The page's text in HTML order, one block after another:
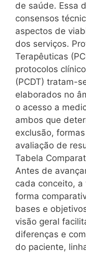
de saúde. Essa
consensos
aspectos de
dos serviços.
Terapêuticas
protocolos
(PCDT) tratam-
elaborados no
o acesso a
ambos que
exclusão,
avaliação de
Tabela
Antes de
cada conceito,
forma
bases e
visão geral
diferenças e
do paciente,